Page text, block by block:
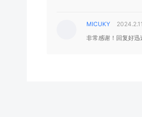
MICUKY
非常感谢！回复好迅